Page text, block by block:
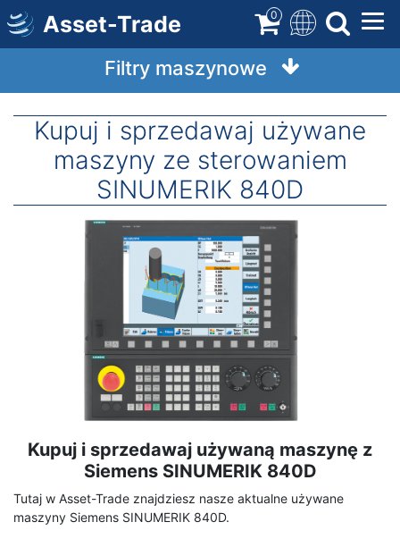
Direkt
zum
Inhalt
Asset-Trade 0
Filtry maszynowe
Kupuj i sprzedawaj używane
maszyny ze sterowaniem
SINUMERIK 840D
Opis
Kupuj i sprzedawaj używaną maszynę z
Siemens SINUMERIK 840D
Tutaj w Asset-Trade znajdziesz nasze aktualne używane
maszyny Siemens SINUMERIK 840D.